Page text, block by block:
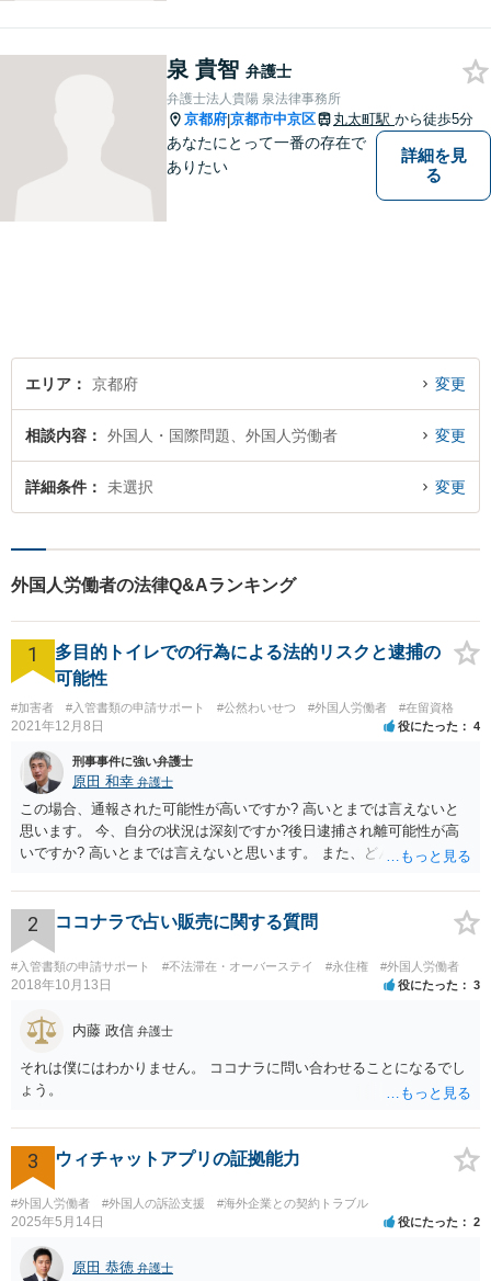
泉 貴智 弁護士
弁護士法人貴陽 泉法律事務所
京都府|京都市中京区 丸太町駅 から徒歩5分
あなたにとって一番の存在で
ありたい
詳細を見
る
エリア 京都府 変更
相談内容 外国人・国際問題、外国人労働者 変更
詳細条件 未選択 変更
外国人労働者の法律Q&Aランキング
1
多目的トイレでの行為による法的リスクと逮捕の
可能性
#加害者 #入管書類の申請サポート #公然わいせつ #外国人労働者 #在留資格
2021年12月8日 役にたった 4
刑事事件に強い弁護士
原田 和幸 弁護士
この場合、通報された可能性が高いですか? 高いとまでは言えないと
思います。 今、自分の状況は深刻ですか?後日逮捕され離可能性が高
いですか? 高いとまでは言えないと思います。 また、どんな犯罪をし
たりでしょうか。
2 ココナラで占い販売に関する質問
#入管書類の申請サポート #不法滞在・オーバーステイ #永住権 #外国人労働者
2018年10月13日 役にたった 3
内藤 政信 弁護士
それは僕にはわかりません。 ココナラに問い合わせることになるでし
ょう。
3 ウィチャットアプリの証拠能力
#外国人労働者 #外国人の訴訟支援 #海外企業との契約トラブル
2025年5月14日 役にたった 2
原田 恭徳 弁護士